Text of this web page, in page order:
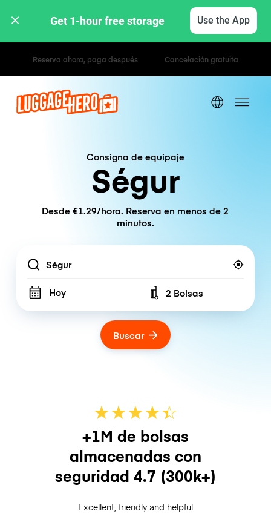
Get 1-hour free storage Use the App
Tarifas por hora / día
Consigna de equipaje
Ségur
Desde €1.29/hora. Reserva en menos de 2
minutos.
Location
Hoy Number of bags
2 Bolsas
Buscar
★★★★☆
★
+1M de bolsas
almacenadas con
seguridad 4.7 (300k+)
Excellent, friendly and helpful